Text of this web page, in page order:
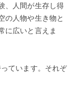
、人間が生存し得
の人物や生き物と
に広いと言えま
ています。それぞ